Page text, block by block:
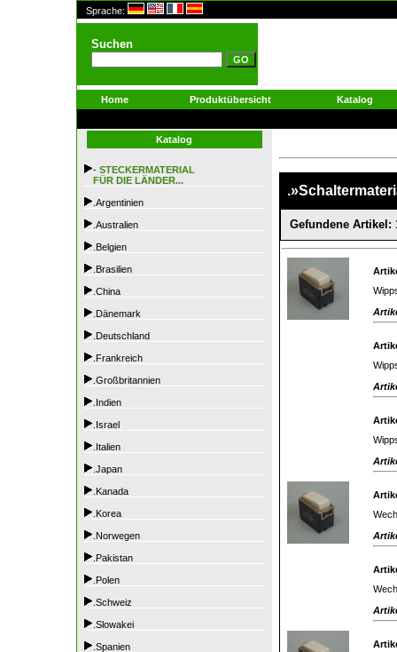
Sprache:
Suchen
Home Produktübersicht Katalog
Katalog
- STECKERMATERIAL
FÜR DIE LÄNDER...
.Argentinien
.Australien
.Belgien
.Brasilien
.China
.Dänemark
.Deutschland
.Frankreich
.Großbritannien
.Indien
.Israel
.Italien
.Japan
.Kanada
.Korea
.Norwegen
.Pakistan
.Polen
.Schweiz
.Slowakei
.Spanien
Gefundene Artikel: